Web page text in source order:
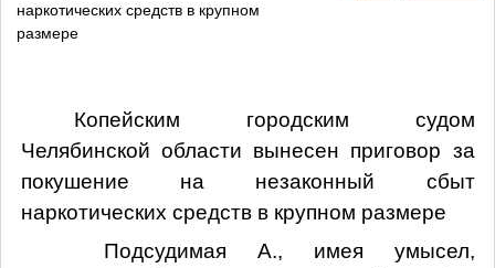
наркотических средств в крупном
размере
Копейским городским судом
Челябинской области вынесен приговор за
покушение на незаконный сбыт
наркотических средств в крупном размере
Подсудимая А., имея умысел,